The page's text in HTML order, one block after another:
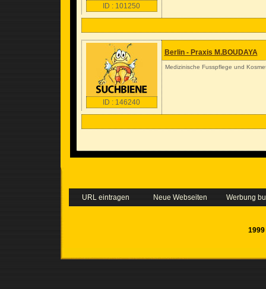
ID : 101250
ID : 146240
Berlin - Praxis M.BOUDAYA
Medizinische Fusspflege und
URL eintragen Neue Webseiten Werbung